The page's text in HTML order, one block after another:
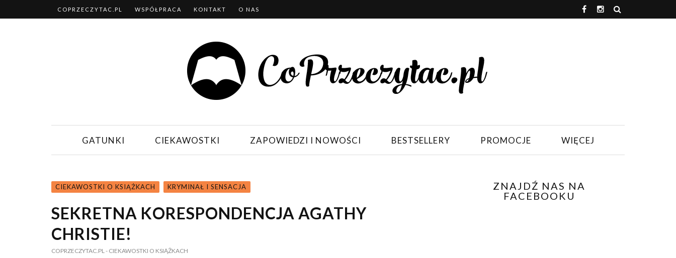
COPRZECZYTAC.PL WSPÓŁPRACA KONTAKT O NAS
GATUNKI CIEKAWOSTKI ZAPOWIEDZI I NOWOŚCI BESTSELLERY PROMOCJE WIĘCEJ
CIEKAWOSTKI O KSIĄŻKACH KRYMINAŁ I SENSACJA
SEKRETNA KORESPONDENCJA AGATHY
CHRISTIE!
COPRZECZYTAC.PL- CIEKAWOSTKI O KSIĄŻKACH
ZNAJDŹ NAS NA
FACEBOOKU